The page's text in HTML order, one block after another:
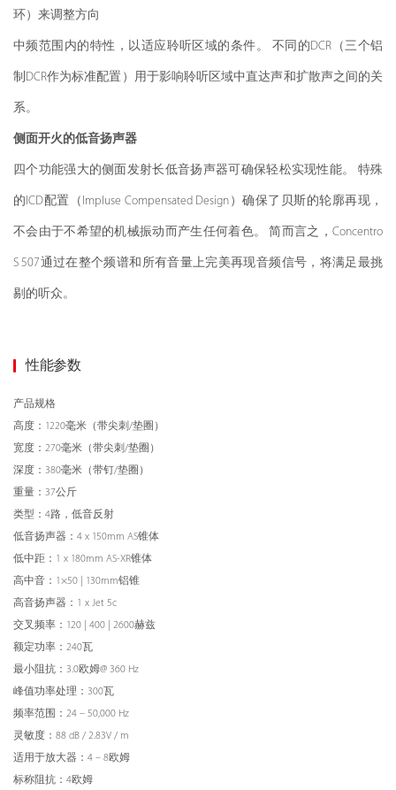
环）来调整方向
中频范围内的特性，以适应聆听区域的条件。 不同的DCR（三个铝
制DCR作为标准配置）用于影响聆听区域中直达声和扩散声之间的关
系。
侧面开火的低音扬声器
四个功能强大的侧面发射长低音扬声器可确保轻松实现性能。 特殊
的ICD配置（Impluse Compensated Design）确保了贝斯的轮廓再现，
不会由于不希望的机械振动而产生任何着色。 简而言之，Concentro
S 507通过在整个频谱和所有音量上完美再现音频信号，将满足最挑
剔的听众。
性能参数
产品规格
高度：1220毫米（带尖刺/垫圈）
宽度：270毫米（带尖刺/垫圈）
深度：380毫米（带钉/垫圈）
重量：37公斤
类型：4路，低音反射
低音扬声器：4 x 150mm AS锥体
低中距：1 x 180mm AS-XR锥体
高中音：1×50 | 130mm铝锥
高音扬声器：1 x Jet 5c
交叉频率：120 | 400 | 2600赫兹
额定功率：240瓦
最小阻抗：3.0欧姆@ 360 Hz
峰值功率处理：300瓦
频率范围：24 – 50,000 Hz
灵敏度：88 dB / 2.83V / m
适用于放大器：4 – 8欧姆
标称阻抗：4欧姆